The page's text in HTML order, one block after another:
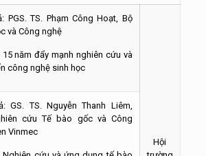
PGS. TS. Phạm Công Hoạt, Bộ
và Công nghệ
15 năm đẩy mạnh nghiên cứu và
công nghệ sinh học
Hội
GS. TS. Nguyễn Thanh Liêm,
cứu Tế bào gốc và Công
Vinmec